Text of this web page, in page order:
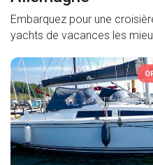
Embarquez pour une
yachts de vacances les